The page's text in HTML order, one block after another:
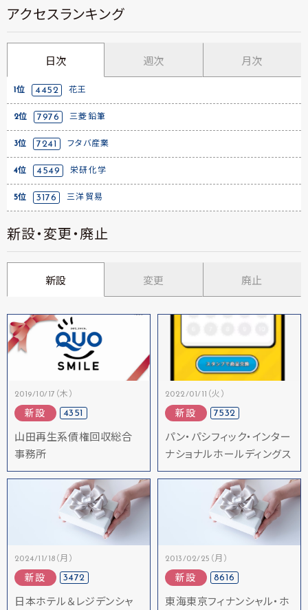
アクセスランキング
日次 週次 月次
1位 4452 花王
2位 7976 三菱鉛筆
3位 7241 フタバ産業
4位 4549 栄研化学
5位 3176 三洋貿易
新設・変更・廃止
新設 変更 廃止
2019/10/17（木）
新設 4351
山田再生系債権回収総合
事務所
2022/01/11（火）
新設 7532
パン・パシフィック・インター
ナショナルホールディングス
2024/11/18（月）
新設 3472
日本ホテル＆レジデンシャ
2013/02/25（月）
新設 8616
東海東京フィナンシャル・ホ